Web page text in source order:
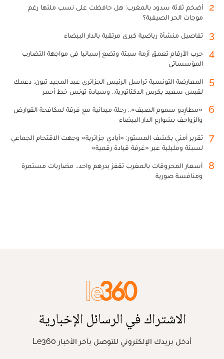
2
أضخم ثلاثة سدود بالمغرب: هل حافظت على نسب ملئها رغم
موجات الحر الصيفية؟
3 تفاصيل منشأة رياضية كبرى مرتقبة بالدار البيضاء
4
حرب الأرقام تعمق أزمة سبتة وتضع إسبانيا في مواجهة التضارب
المؤسساتي
5
المعارضة التونسية تراسل الرئيس الجزائري عبد المجيد تبون: دعمك
لقيس سعيد يكرس الدكتاتورية.. وسيادة تونس خط أحمر
6
«مطارِدو سموم الصيف».. رحلة ميدانية مع فرقة لمكافحة القوارض
والزواحف بشوارع الدار البيضاء
7
تقرير أمني يكشف المستور: «أيادي جزائرية» وجهت الاقتحام الجماعي
لسبتة ومليلية عبر «غرفة قيادة رقمية»
8
أسعار المحروقات بالمغرب تقفز بدرهم واحد.. مضاربات مستمرة
ومنافسة صورية
الاشتراك في الرسائل الإخبارية
أدخل بريدك الإلكتروني للتوصل بآخر الأخبار Le360